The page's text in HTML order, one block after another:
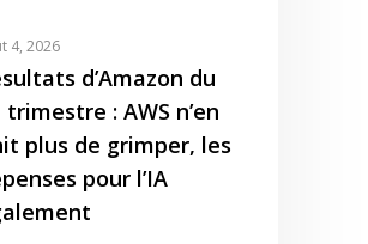
4, 2026
d’Amazon du
trimestre : AWS n’en
plus de grimper, les
pour l’IA